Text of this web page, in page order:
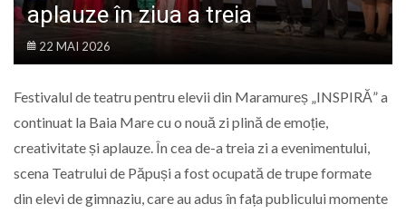
aplauze în ziua a treia
22 MAI 2026
Festivalul de teatru pentru elevii din Maramureș „INSPIRĂ” a
continuat la Baia Mare cu o nouă zi plină de emoție,
creativitate și aplauze. În cea de-a treia zi a evenimentului,
scena Teatrului de Păpuși a fost ocupată de trupe formate
din elevi de gimnaziu, care au adus în fața publicului momente